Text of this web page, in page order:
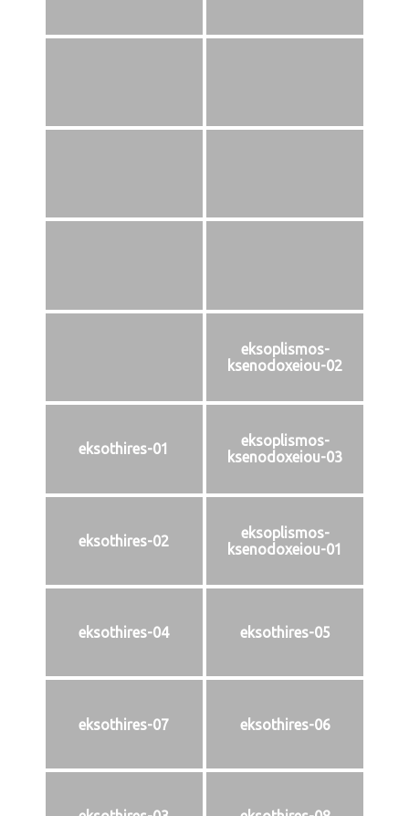
eksoplismos-
ksenodoxeiou-02
eksothires-01
eksoplismos-
ksenodoxeiou-03
eksothires-02
eksoplismos-
ksenodoxeiou-01
eksothires-04 eksothires-05
eksothires-07 eksothires-06